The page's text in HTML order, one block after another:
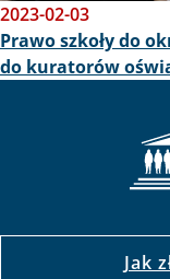
2023-02-03
Prawo szkoły do
do kuratorów
Jak